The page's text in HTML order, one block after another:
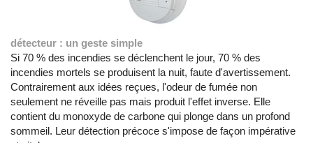
détecteur : un geste simple
Si 70 % des incendies se déclenchent le jour, 70 % des
incendies mortels se produisent la nuit, faute d'avertissement.
Contrairement aux idées reçues, l'odeur de fumée non
seulement ne réveille pas mais produit l'effet inverse. Elle
contient du monoxyde de carbone qui plonge dans un profond
sommeil. Leur détection précoce s'impose de façon impérative